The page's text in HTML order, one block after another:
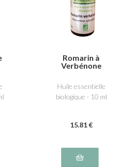
Romarin à
Verbénone
Huile essentielle
biologique - 10 ml
15.81 €